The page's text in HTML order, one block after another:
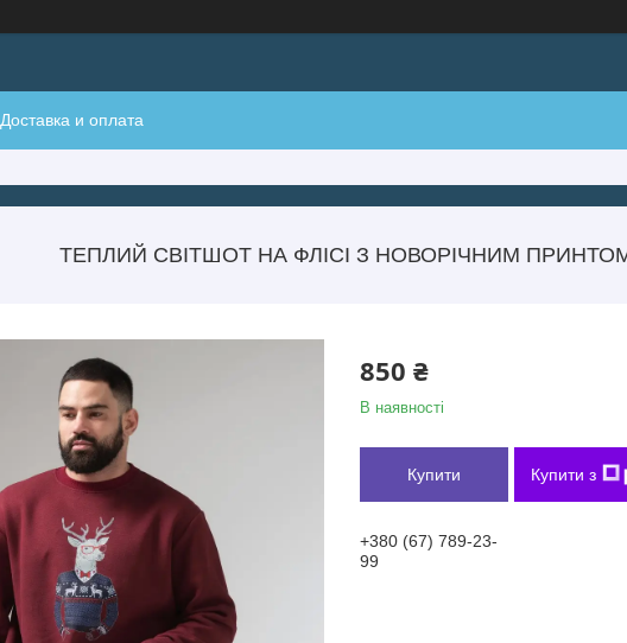
Доставка и оплата
ТЕПЛИЙ СВІТШОТ НА ФЛІСІ З НОВОРІЧНИМ
850 ₴
В наявності
Купити Купити з
+380 (67) 789-23-
99